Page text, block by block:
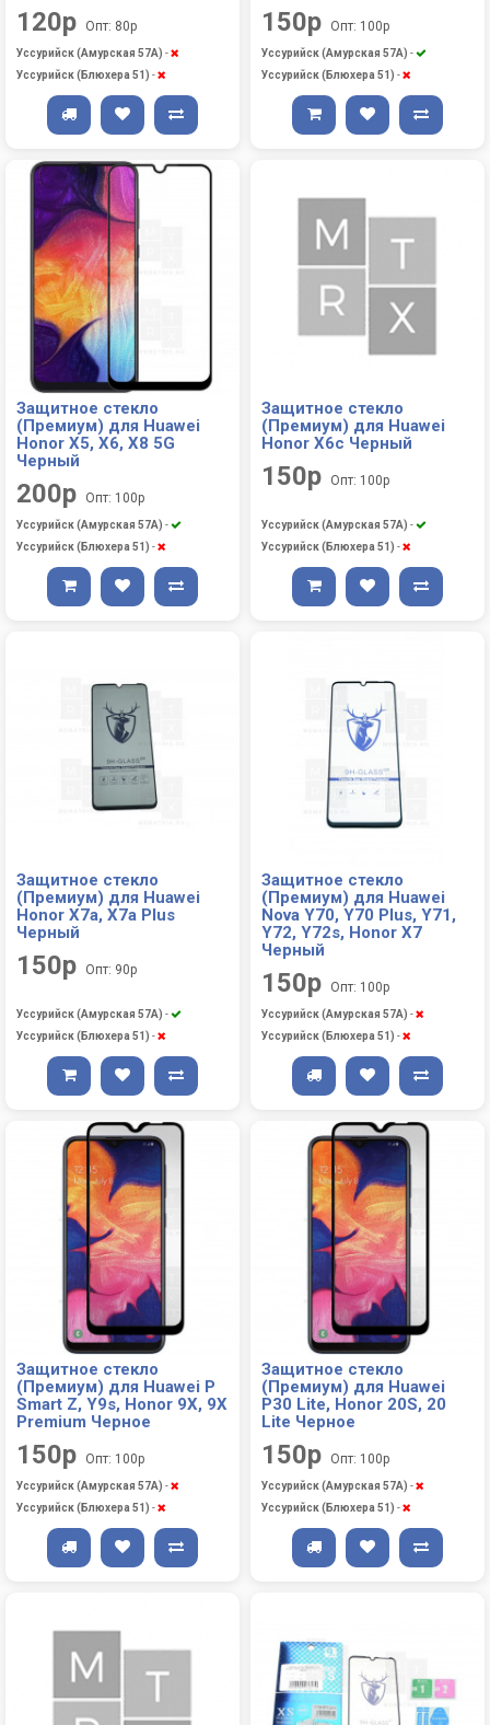
120р Опт: 80р
Уссурийск (Амурская 57А) -
Уссурийск (Блюхера 51) -
150р Опт: 100р
Уссурийск (Амурская 57А) -
Уссурийск (Блюхера 51) -
Защитное стекло
(Премиум) для Huawei
Honor X5, X6, X8 5G
Черный
200р Опт: 100р
Уссурийск (Амурская 57А) -
Уссурийск (Блюхера 51) -
Защитное стекло
(Премиум) для Huawei
Honor X6c Черный
150р Опт: 100р
Уссурийск (Амурская 57А) -
Уссурийск (Блюхера 51) -
Защитное стекло
(Премиум) для Huawei
Honor X7a, X7a Plus
Черный
150р Опт: 90р
Уссурийск (Амурская 57А) -
Уссурийск (Блюхера 51) -
Защитное стекло
(Премиум) для Huawei
Nova Y70, Y70 Plus, Y71,
Y72, Y72s, Honor X7
Черный
150р Опт: 100р
Уссурийск (Амурская 57А) -
Уссурийск (Блюхера 51) -
Защитное стекло
(Премиум) для Huawei P
Smart Z, Y9s, Honor 9X, 9X
Premium Черное
150р Опт: 100р
Уссурийск (Амурская 57А) -
Уссурийск (Блюхера 51) -
Защитное стекло
(Премиум) для Huawei
P30 Lite, Honor 20S, 20
Lite Черное
150р Опт: 100р
Уссурийск (Амурская 57А) -
Уссурийск (Блюхера 51) -